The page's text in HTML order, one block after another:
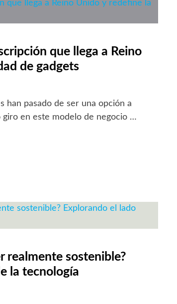
que llega a Reino
de gadgets
han pasado de ser una opción a
en este modelo de negocio …
realmente sostenible?
la tecnología